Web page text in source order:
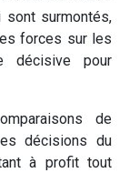
surmontés,
forces sur les
décisive pour
de
décisions du
à profit tout